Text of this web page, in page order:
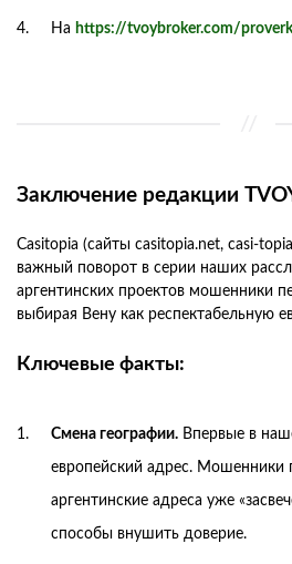
На https://tvoybroker.com/
Заключение редакции
Casitopia (сайты casitopia.net, casi-
важный поворот в серии наших
аргентинских проектов мошенники
выбирая Вену как респектабельную
Ключевые факты:
Смена географии. Впервые в
европейский адрес. Мошенники
аргентинские адреса уже
способы внушить доверие.